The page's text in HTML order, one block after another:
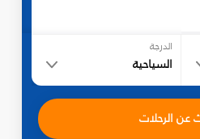
الدرجة
السياحية
عن الرحلات